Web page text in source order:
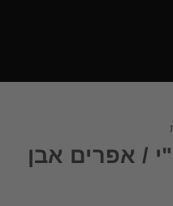
/ אפרים אבן